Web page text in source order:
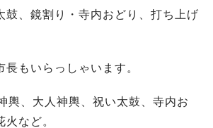
鼓、鏡割り・寺内おどり、打ち上げ
長もいらっしゃいます。
輿、大人神輿、祝い太鼓、寺内お
など。